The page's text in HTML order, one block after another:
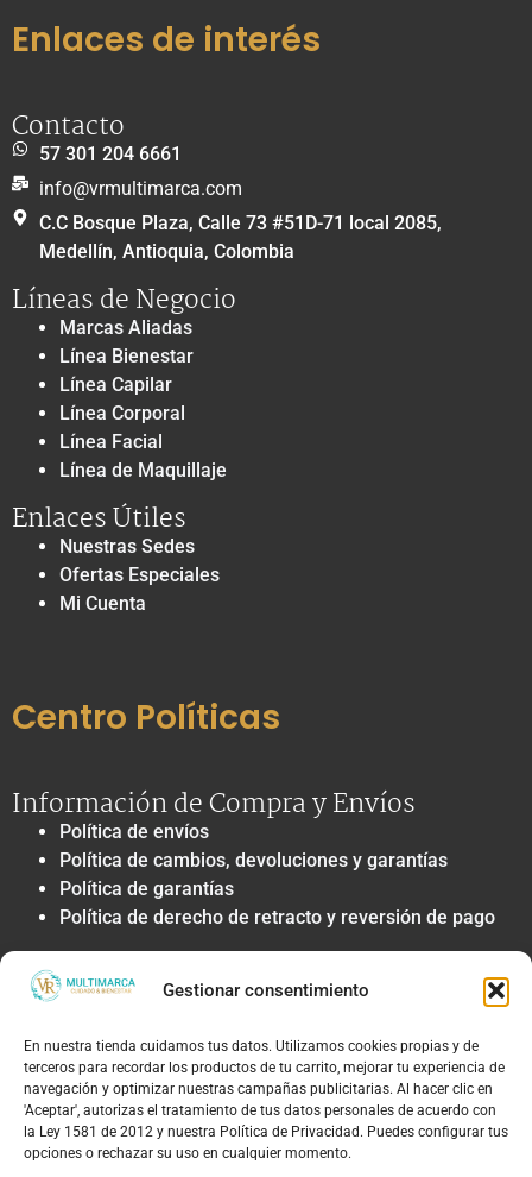
Gestionar consentimiento
En nuestra tienda cuidamos tus datos. Utilizamos cookies propias y de
terceros para recordar los productos de tu carrito, mejorar tu experiencia de
navegación y optimizar nuestras campañas publicitarias. Al hacer clic en
'Aceptar', autorizas el tratamiento de tus datos personales de acuerdo con
la Ley 1581 de 2012 y nuestra Política de Privacidad. Puedes configurar tus
opciones o rechazar su uso en cualquier momento.
Enlaces de interés
Contacto
57 301 204 6661
info@vrmultimarca.com
C.C Bosque Plaza, Calle 73 #51D-71 local 2085,
Medellín, Antioquia, Colombia
Líneas de Negocio
Marcas Aliadas
Línea Bienestar
Línea Capilar
Línea Corporal
Línea Facial
Línea de Maquillaje
Enlaces Útiles
Nuestras Sedes
Ofertas Especiales
Mi Cuenta
Centro Políticas
Información de Compra y Envíos
Política de envíos
Política de cambios, devoluciones y garantías
Política de garantías
Política de derecho de retracto y reversión de pago
Privacidad y Tratamiento de Datos
Política de privacidad y tratamiento de datos
Autorización de contacto, marketing y
comunicaciones comerciales
Política de cookies
Términos Legales y Soporte